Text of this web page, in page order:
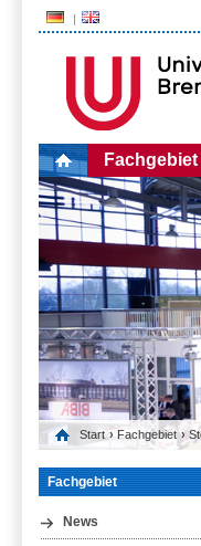
Fachgebiet
Start › Fachgebiet ›
Fachgebiet
News